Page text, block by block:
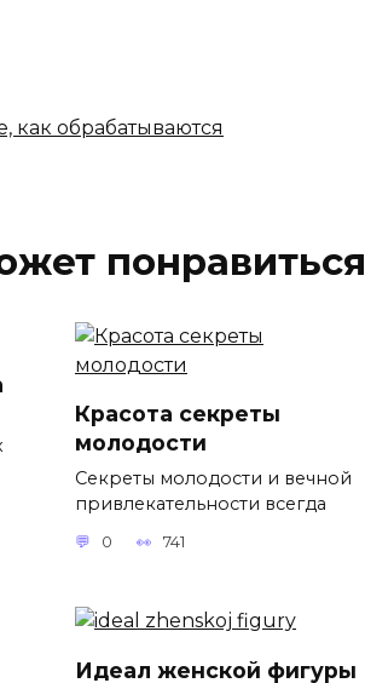
как обрабатываются
понравиться
Красота секреты
молодости
Секреты молодости и вечной
привлекательности всегда
0 741
Идеал женской фигуры